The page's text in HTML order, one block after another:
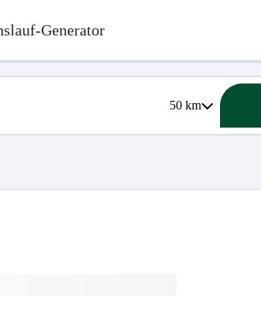
Generator
50km